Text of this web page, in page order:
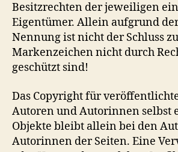
Besitzrechten der jeweiligen
Eigentümer. Allein aufgrund
Nennung ist nicht der Schluss
Markenzeichen nicht durch
geschützt sind!
Das Copyright für
Autoren und Autorinnen selbst
Objekte bleibt allein bei den
Autorinnen der Seiten. Eine